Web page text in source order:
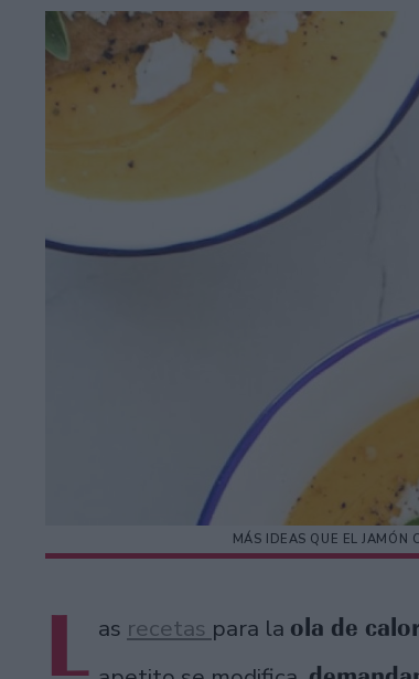
MÁS IDEAS QUE EL JAMÓN
L as recetas para la ola de